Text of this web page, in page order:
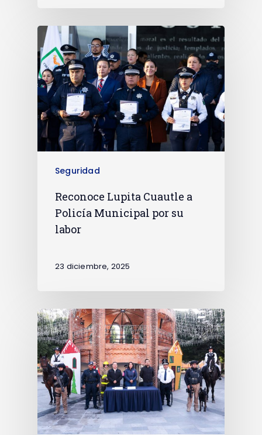
Seguridad
Reconoce Lupita Cuautle a
Policía Municipal por su
labor
23 diciembre, 2025